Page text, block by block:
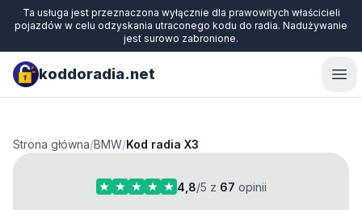
Ta usługa jest przeznaczona wyłącznie dla prawowitych właścicieli
pojazdów w celu odzyskania utraconego kodu do radia. Nadużywanie
jest surowo zabronione.
koddoradia.net
Strona główna/BMW/Kod radia X3
4,8/5 z 67 opinii